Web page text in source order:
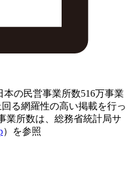
の民営事業所数516万事業
る網羅性の高い掲載を行っ
業所数は、総務省統計局サ
）を参照